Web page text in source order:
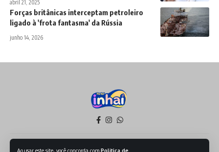
Ao usar este site, você concorda com Politica de
abril 21, 2025
Forças britânicas interceptam petroleiro
ligado à 'frota fantasma' da Rússia
junho 14, 2026